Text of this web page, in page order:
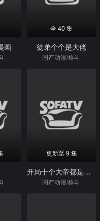
画
全 40 集
徒弟个个是大佬
国产动漫/格斗
更新至 9 集
开局十个大帝都是我徒弟动态漫画第3季
国产动漫/格斗